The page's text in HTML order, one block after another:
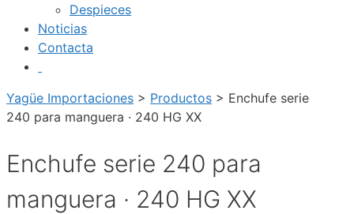
Despieces
Noticias
Contacta
Yagüe Importaciones > Productos > Enchufe serie
240 para manguera · 240 HG XX
Enchufe serie 240 para
manguera · 240 HG XX